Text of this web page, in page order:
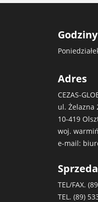
Adres
CEZAS-
ul. Żelazna
10-419
woj.
e-mail:
TEL/FAX.
TEL. (89)